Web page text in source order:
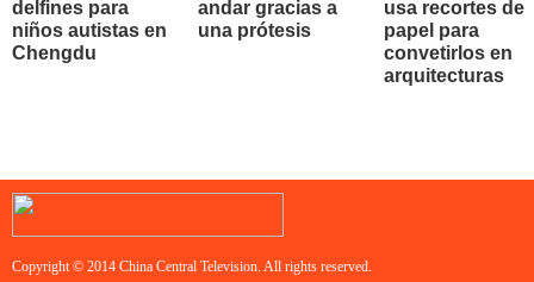
delfines para
niños autistas en
Chengdu
andar gracias a
una prótesis
usa recortes de
papel para
convetirlos en
arquitecturas
Copyright © 2014 China Central Television. All rights reserved.